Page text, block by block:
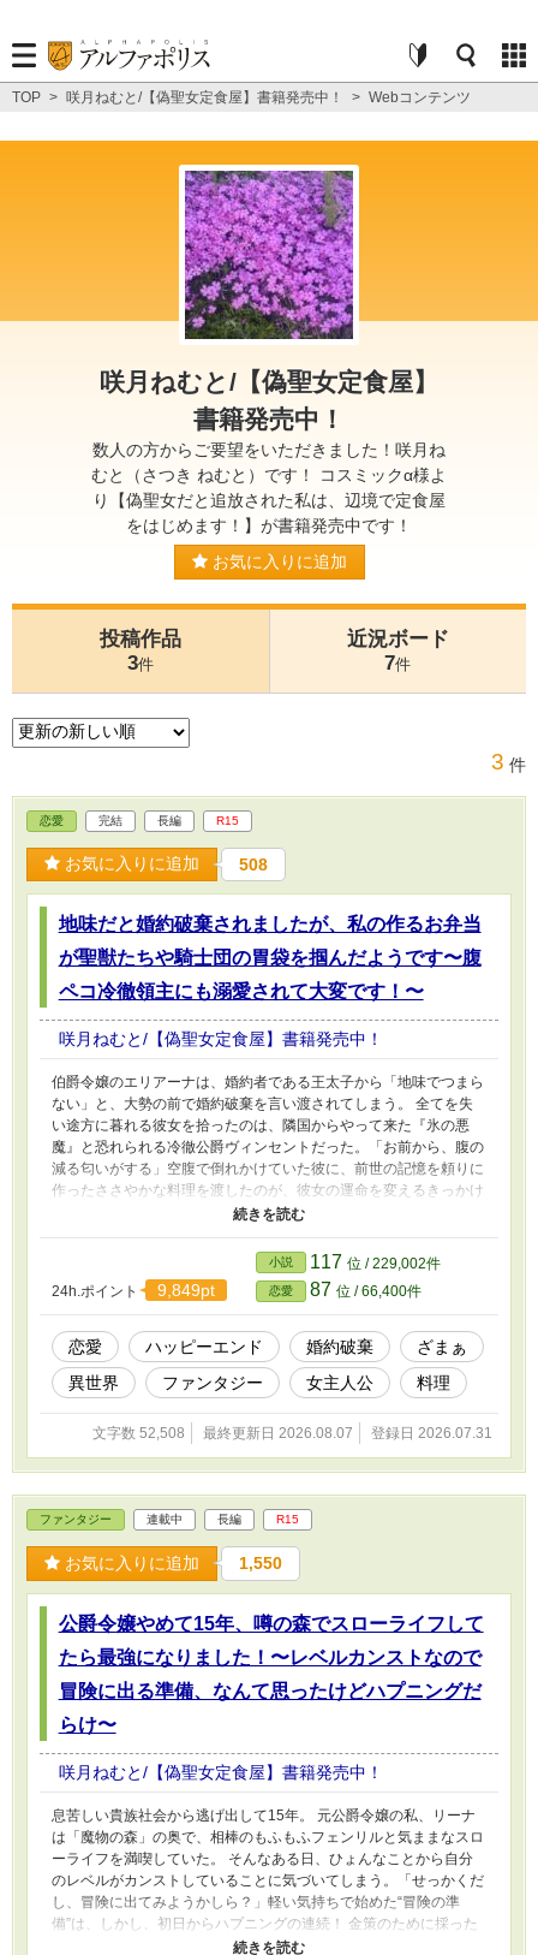
TOP > 咲月ねむと/【偽聖女定食屋】書籍発売中！ > Webコンテンツ
咲月ねむと/【偽聖女定食屋】
書籍発売中！
数人の方からご要望をいただきました！咲月ね
むと（さつき ねむと）です！ コスミックα様よ
り【偽聖女だと追放された私は、辺境で定食屋
をはじめます！】が書籍発売中です！
お気に入りに追加
投稿作品
3件
近況ボード
7件
3 件
恋愛 完結 長編 R15
お気に入りに追加 508
地味だと婚約破棄されましたが、私の作るお弁当
が聖獣たちや騎士団の胃袋を掴んだようです〜腹
ペコ冷徹領主にも溺愛されて大変です！〜
咲月ねむと/【偽聖女定食屋】書籍発売中！
伯爵令嬢のエリアーナは、婚約者である王太子から「地味でつまら
ない」と、大勢の前で婚約破棄を言い渡されてしまう。 全てを失
い途方に暮れる彼女を拾ったのは、隣国からやって来た『氷の悪
魔』と恐れられる冷徹公爵ヴィンセントだった。 ​「お前から、腹の
減る匂いがする」 ​空腹で倒れかけていた彼に、前世の記憶を頼りに
作ったささやかな料理を渡したのが、彼女の運命を変えるきっかけ
となる。 ​公爵領で待っていたのは、気難しい最強の聖獣フェンリル
や、屈強な騎士団。しかし彼らは皆、エリアーナの作る温かく美味
しい「お弁当」の虜になってしまう！ ​これは、地味だと虐げられた
令嬢が、愛情たっぷりのお弁当で人々の胃袋と心を掴み、最高の幸
せを手に入れる、お腹も心も満たされる、ほっこり甘い物語。
24h.ポイント 9,849pt
小説 117 位 / 229,002件
恋愛 87 位 / 66,400件
恋愛 ハッピーエンド 婚約破棄
ざまぁ
異世界
ファンタジー 女主人公 料理
文字数 52,508 最終更新日 2026.08.07 登録日 2026.07.31
ファンタジー 連載中 長編 R15
お気に入りに追加 1,550
公爵令嬢やめて15年、噂の森でスローライフして
たら最強になりました！〜レベルカンストなので
冒険に出る準備、なんて思ったけどハプニングだ
らけ〜
咲月ねむと/【偽聖女定食屋】書籍発売中！
息苦しい貴族社会から逃げ出して15年。 元公爵令嬢の私、リーナ
は「魔物の森」の奥で、相棒のもふもふフェンリルと気ままなスロ
ーライフを満喫していた。 そんなある日、ひょんなことから自分
のレベルがカンストしていることに気づいてしまう。 ​「せっかくだ
し、冒険に出てみようかしら？」 ​軽い気持ちで始めた“冒険の準
備”は、しかし、初日からハプニングの連続！ 金策のために採った
薬草は、国宝級の秘薬で鑑定士が気絶。 街でチンピラに絡まれれ